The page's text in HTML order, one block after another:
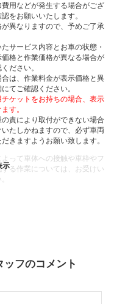
用などが発生する場合がござ
をお願いいたします。
異なりますので、予めご了承
サービス内容とお車の状態・
格と作業価格が異なる場合が
ださい。
は、作業料金が表示価格と異
てご確認ください。
ケットをお持ちの場合、表示
す。
責により取付ができない場合
たしかねますので、必ず車両
きますようお願い致します。
って車体への接触や車枠やフ
る作業については、お受けい
フのコメント